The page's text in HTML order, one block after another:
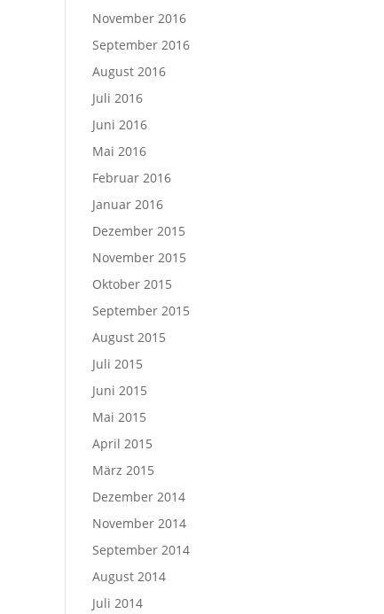
November 2016
September 2016
August 2016
Juli 2016
Juni 2016
Mai 2016
Februar 2016
Januar 2016
Dezember 2015
November 2015
Oktober 2015
September 2015
August 2015
Juli 2015
Juni 2015
Mai 2015
April 2015
März 2015
Dezember 2014
November 2014
September 2014
August 2014
Juli 2014